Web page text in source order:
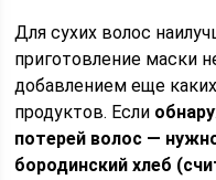
Для сухих волос
приготовление маски
добавлением еще
продуктов. Если
потерей волос —
бородинский хлеб